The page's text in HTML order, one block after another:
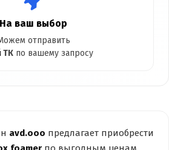
На ваш выбор
отправить
ТК по вашему запросу
avd.ooo предлагает приобрести